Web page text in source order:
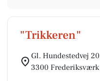
"Trikkeren"
Gl. Hundestedvej 20
3300 Frederiksværk